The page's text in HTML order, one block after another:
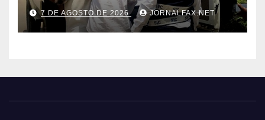
LIGADO AO TRÁFICO DE
DROGA EM LUANDA
7 DE AGOSTO DE 2026 JORNALFAX.NET